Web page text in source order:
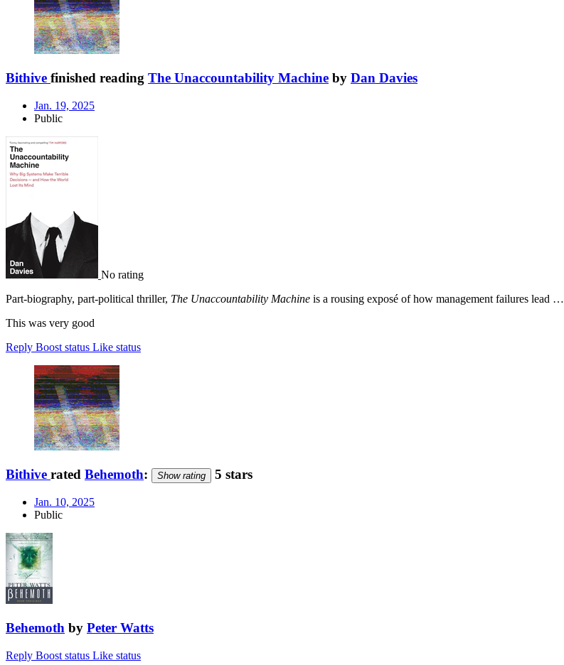
Bithive finished reading The Unaccountability Machine by Dan Davies
Jan. 19, 2025
Public
No rating
Part-biography, part-political thriller, The Unaccountability Machine is a rousing exposé of how management failures lead …
This was very good
Reply Boost status Like status
Bithive rated Behemoth: Show rating 5 stars
Jan. 10, 2025
Public
Behemoth by Peter Watts
Reply Boost status Like status